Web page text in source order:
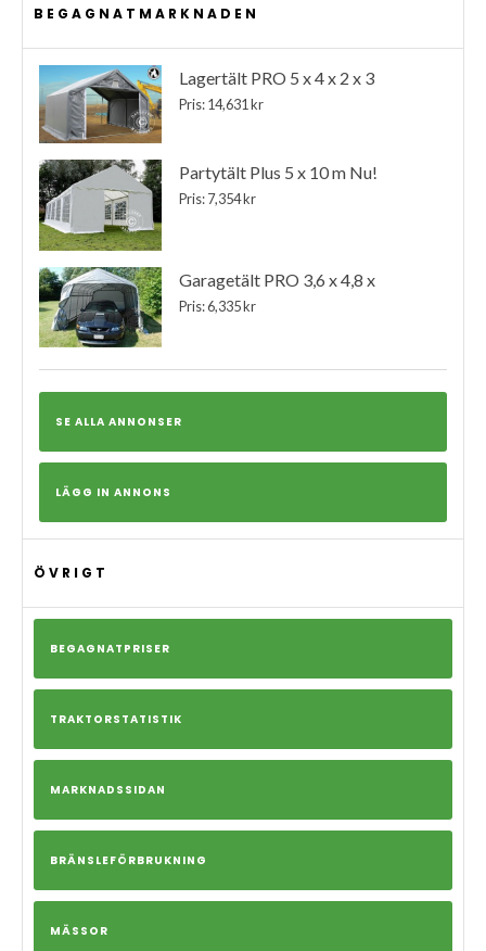
BEGAGNATMARKNADEN
Lagertält PRO 5 x 4 x 2 x 3
Pris: 14,631 kr
Partytält Plus 5 x 10 m Nu!
Pris: 7,354 kr
Garagetält PRO 3,6 x 4,8 x
Pris: 6,335 kr
SE ALLA ANNONSER
LÄGG IN ANNONS
ÖVRIGT
BEGAGNATPRISER
TRAKTORSTATISTIK
MARKNADSSIDAN
BRÄNSLEFÖRBRUKNING
MÄSSOR